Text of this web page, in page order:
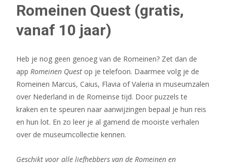
Romeinen Quest (gratis,
vanaf 10 jaar)
Heb je nog geen genoeg van de Romeinen? Zet dan de
app Romeinen Quest op je telefoon. Daarmee volg je de
Romeinen Marcus, Caius, Flavia of Valeria in museumzalen
over Nederland in de Romeinse tijd. Door puzzels te
kraken en te speuren naar aanwijzingen bepaal je hun reis
en hun lot. En zo leer je al gamend de mooiste verhalen
over de museumcollectie kennen.
Geschikt voor alle liefhebbers van de Romeinen en